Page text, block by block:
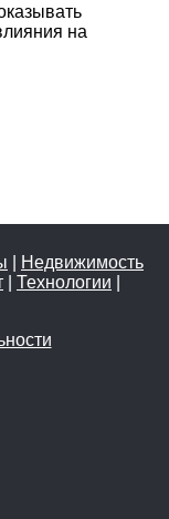
на
Недвижимость
Технологии